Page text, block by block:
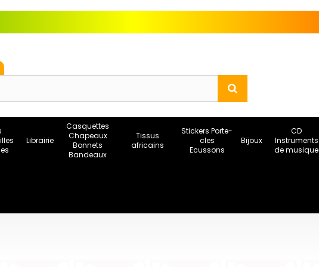
Librairie
Casquettes
Chapeaux
Bonnets
Bandeaux
Tissus
africains
Stickers Porte-
cles
Ecussons
Bijoux
CD
Instruments
de musique